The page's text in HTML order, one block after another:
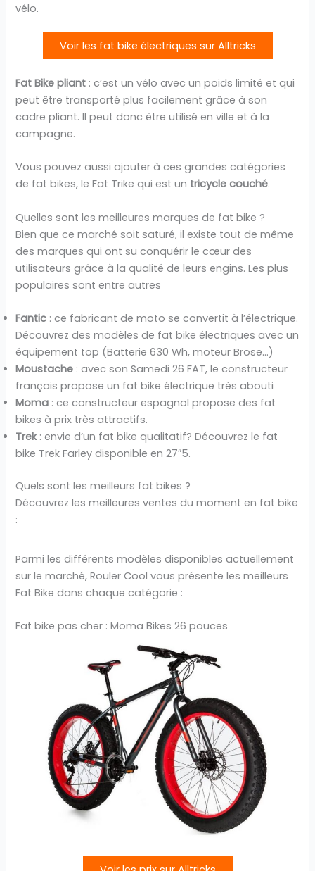
vélo.
Voir les fat bike électriques sur Alltricks
Fat Bike pliant : c’est un vélo avec un poids limité et qui
peut être transporté plus facilement grâce à son
cadre pliant. Il peut donc être utilisé en ville et à la
campagne.
Vous pouvez aussi ajouter à ces grandes catégories
de fat bikes, le Fat Trike qui est un tricycle couché.
Quelles sont les meilleures marques de fat bike ?
Bien que ce marché soit saturé, il existe tout de même
des marques qui ont su conquérir le cœur des
utilisateurs grâce à la qualité de leurs engins. Les plus
populaires sont entre autres
Fantic : ce fabricant de moto se convertit à l’électrique.
Découvrez des modèles de fat bike électriques avec un
équipement top (Batterie 630 Wh, moteur Brose…)
Moustache : avec son Samedi 26 FAT, le constructeur
français propose un fat bike électrique très abouti
Moma : ce constructeur espagnol propose des fat
bikes à prix très attractifs.
Trek: envie d’un fat bike qualitatif? Découvrez le fat
bike Trek Farley disponible en 27″5.
Quels sont les meilleurs fat bikes ?
Découvrez les meilleures ventes du moment en fat bike
:
Parmi les différents modèles disponibles actuellement
sur le marché, Rouler Cool vous présente les meilleurs
Fat Bike dans chaque catégorie :
Fat bike pas cher : Moma Bikes 26 pouces